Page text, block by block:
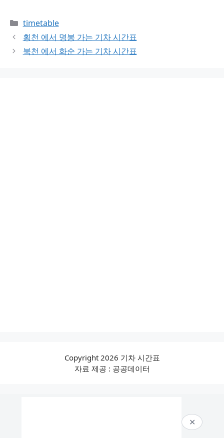
Categories
timetable
횡천 에서 명봉 가는 기차 시간표
북천 에서 화순 가는 기차 시간표
Copyright 2026 기차 시간표
자료 제공 : 공공데이터
✕